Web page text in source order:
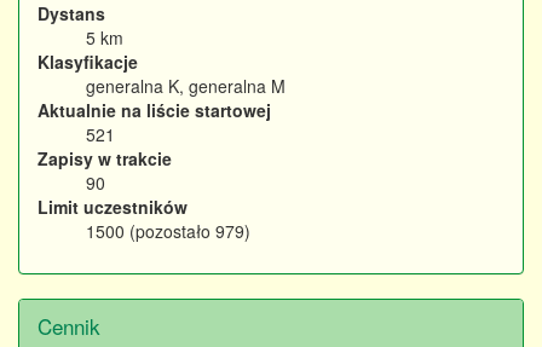
Dystans
5 km
Klasyfikacje
generalna K, generalna M
Aktualnie na liście startowej
521
Zapisy w trakcie
90
Limit uczestników
1500 (pozostało 979)
Cennik